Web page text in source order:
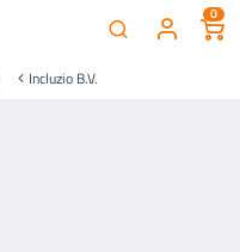
0
Incluzio B.V.